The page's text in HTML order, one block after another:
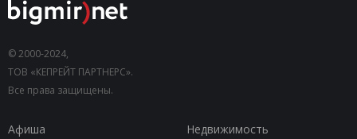
© 2000-2024,
ТОВ «КЕПРЕЙТ ПАРТНЕРС».
Все права защищены.
Афиша
Недвижимость